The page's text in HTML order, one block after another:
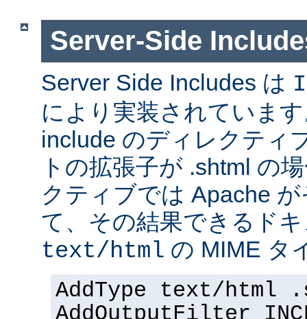
Server-Side
Server Side Includes は
により実装されていま
include のディレクティ
トの拡張子が .shtml の
クティブでは Apache
て、その結果できるド
text/html の MIME タ
AddType text/html